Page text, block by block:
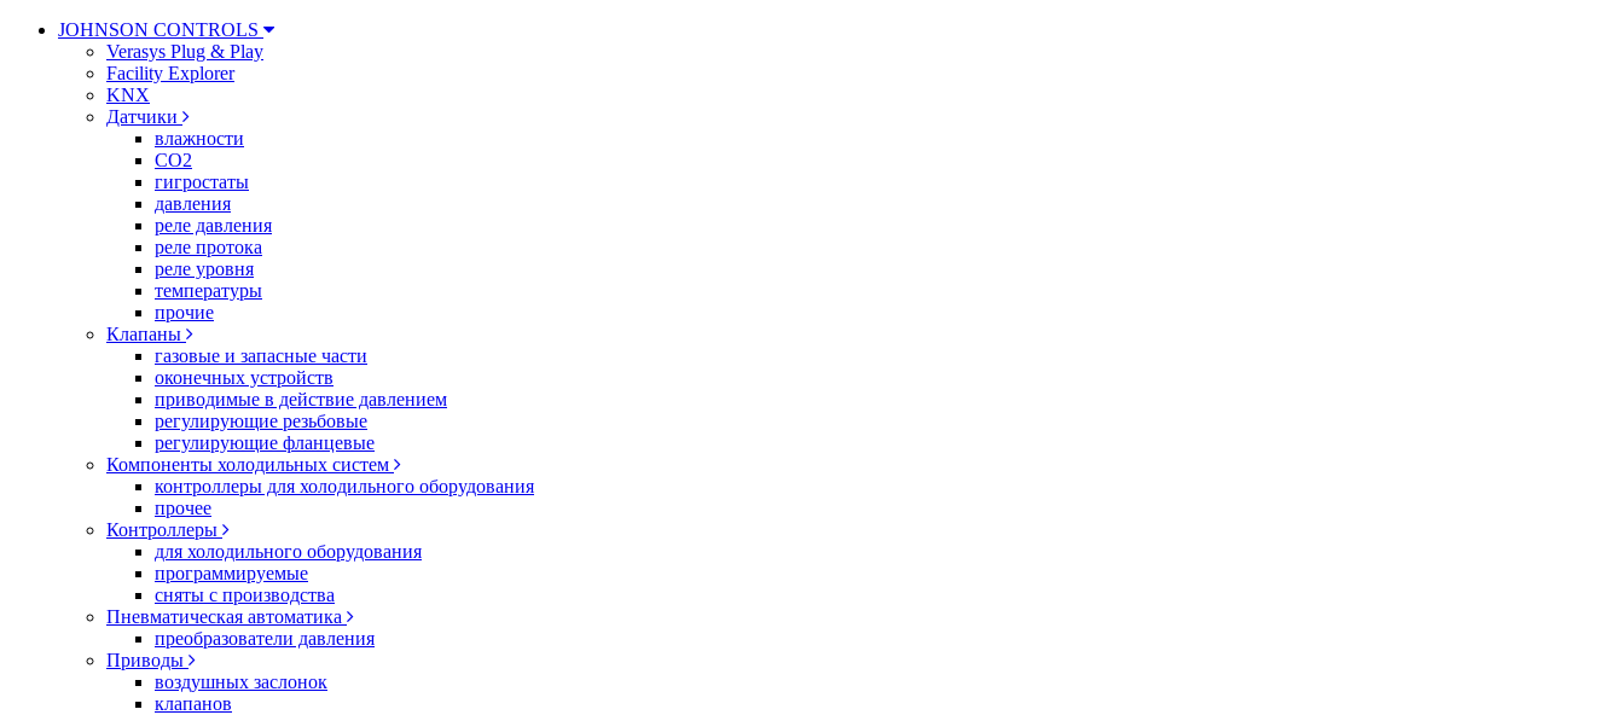
JOHNSON CONTROLS
Verasys Plug & Play
Facility Explorer
KNX
Датчики
влажности
CO2
гигростаты
давления
реле давления
реле протока
реле уровня
температуры
прочие
Клапаны
газовые и запасные части
оконечных устройств
приводимые в действие давлением
регулирующие резьбовые
регулирующие фланцевые
Компоненты холодильных систем
контроллеры для холодильного оборудования
прочее
Контроллеры
для холодильного оборудования
программируемые
сняты с производства
Пневматическая автоматика
преобразователи давления
Приводы
воздушных заслонок
клапанов